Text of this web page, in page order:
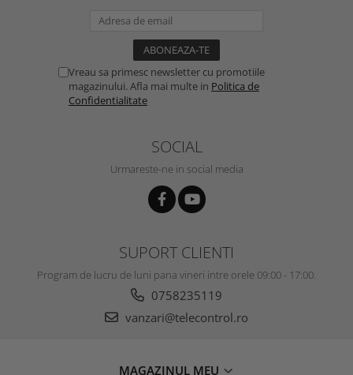
Vreau sa primesc newsletter cu promotiile
magazinului. Afla mai multe in Politica de
Confidentialitate
SOCIAL
Urmareste-ne in social media
SUPORT CLIENTI
Program de lucru de luni pana vineri intre orele 09:00 - 17:00.
0758235119
vanzari@telecontrol.ro
MAGAZINUL MEU